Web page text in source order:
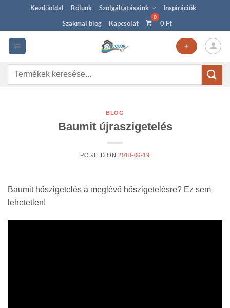
content
Kezdőoldal Rólunk Szolgáltatásaink
Inspirációk
Szakmai blog
Kapcsolat 0 Ft
+
Keresés
BLOG
Baumit újraszigetelés
POSTED ON 2018-06-19
Baumit hőszigetelés a meglévő hőszigetelésre? Ez sem
lehetetlen!